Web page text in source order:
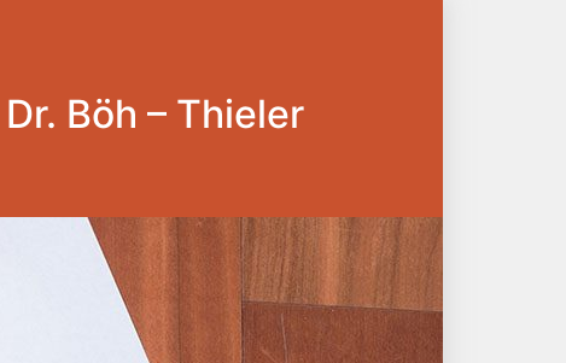
Böh – Thieler